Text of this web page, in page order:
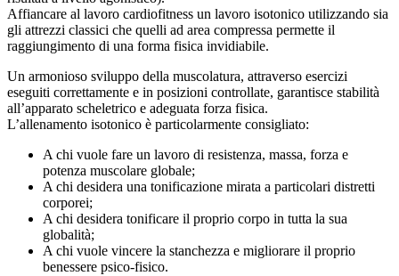
Affiancare al lavoro cardiofitness un lavoro isotonico utilizzando sia
gli attrezzi classici che quelli ad area compressa permette il
raggiungimento di una forma fisica invidiabile.
Un armonioso sviluppo della muscolatura, attraverso esercizi
eseguiti correttamente e in posizioni controllate, garantisce stabilità
all’apparato scheletrico e adeguata forza fisica.
L’allenamento isotonico è particolarmente consigliato:
A chi vuole fare un lavoro di resistenza, massa, forza e
potenza muscolare globale;
A chi desidera una tonificazione mirata a particolari distretti
corporei;
A chi desidera tonificare il proprio corpo in tutta la sua
globalità;
A chi vuole vincere la stanchezza e migliorare il proprio
benessere psico-fisico.